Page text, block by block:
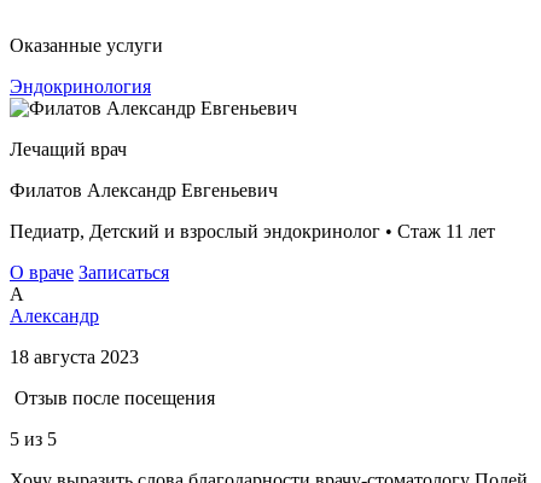
Оказанные услуги
Эндокринология
Лечащий врач
Филатов Александр Евгеньевич
Педиатр, Детский и взрослый эндокринолог • Стаж 11 лет
О враче Записаться
А
Александр
18 августа 2023
Отзыв после посещения
5 из 5